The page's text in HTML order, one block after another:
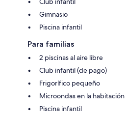
Gimnasio
Piscina infantil
Para familias
2 piscinas al aire libre
Club infantil (de pago)
Frigorífico pequeño
Microondas en la habitación
Piscina infantil